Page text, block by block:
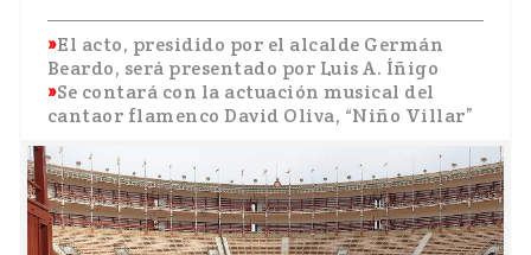
El acto, presidido por el alcalde Germán
Beardo, será presentado por Luis A. Íñigo
Se contará con la actuación musical del
cantaor flamenco David Oliva, “Niño Villar”